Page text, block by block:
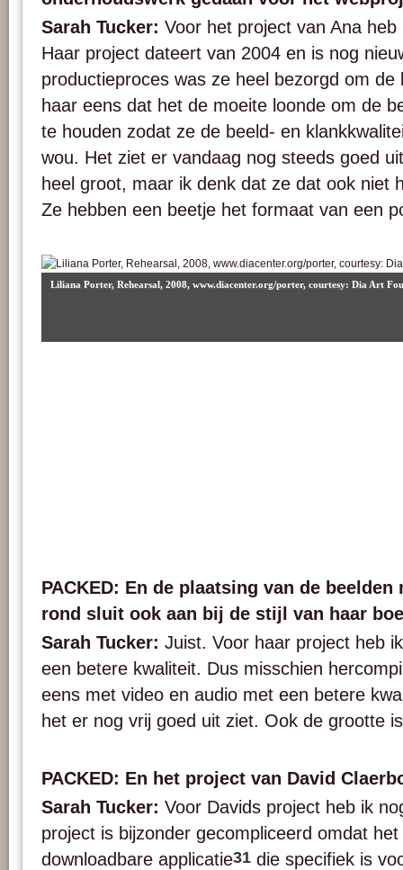
Sarah Tucker: Voor het project van Ana
Haar project dateert van 2004 en is nog
productieproces was ze heel bezorgd om
haar eens dat het de moeite loonde om de
te houden zodat ze de beeld- en
wou. Het ziet er vandaag nog steeds goed
heel groot, maar ik denk dat ze dat ook niet
Ze hebben een beetje het formaat van een
Liliana Porter, Rehearsal, 2008, www.diacenter.org/porter, courtesy: Dia Art
PACKED: En de plaatsing van de
rond sluit ook aan bij de stijl van haar
Sarah Tucker: Juist. Voor haar project heb
een betere kwaliteit. Dus misschien
eens met video en audio met een betere
het er nog vrij goed uit ziet. Ook de grootte
PACKED: En het project van David
Sarah Tucker: Voor Davids project heb ik
project is bijzonder gecompliceerd omdat
downloadbare applicatie31 die specifiek is